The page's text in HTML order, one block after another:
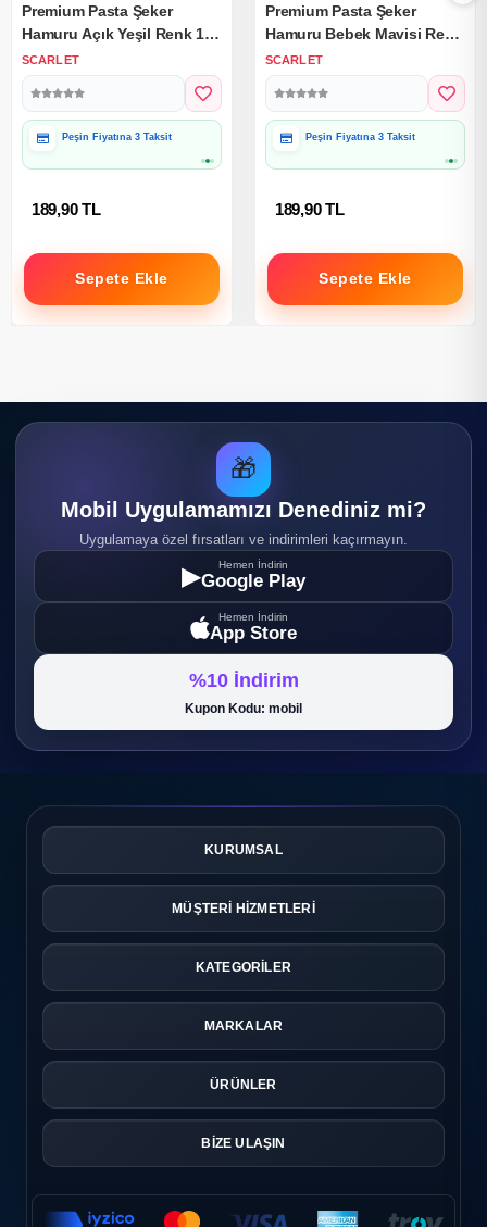
Premium Pasta Şeker
Hamuru Açık Yeşil Renk 1
Kg.
SCARLET
Peşin Fiyatına 3 Taksit
189,90 TL
Sepete Ekle
Premium Pasta Şeker
Hamuru Bebek Mavisi Renk
1 Kg.
SCARLET
Peşin Fiyatına 3 Taksit
189,90 TL
Sepete Ekle
🎁
Mobil Uygulamamızı Denediniz mi?
Uygulamaya özel fırsatları ve indirimleri kaçırmayın.
▶ Hemen İndirin
Google Play
Hemen İndirin
App Store
%10 İndirim
Kupon Kodu: mobil
KURUMSAL
MÜŞTERİ HİZMETLERİ
KATEGORİLER
MARKALAR
ÜRÜNLER
BİZE ULAŞIN